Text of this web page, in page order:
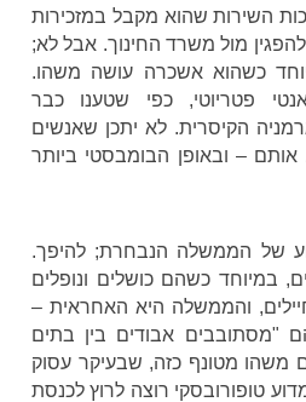
השירות שהוא מקבל במזכירות
מול משרד החינוך. אבל לא;
כשהוא אשכרה עושה משהו.
פטריוטי, כפי שטענו כבר
הקיסרית. לא יתכן שאנשים
אותם – ובאופן הבומבסטי ביותר
של הממשלה הנבחרת; להיפך.
כשהם כושלים ונופלים
והממשלה היא האחראית –
"מסתובבים אבודים בין בתים
משהו מטונף כזה, שבעיקר עסוק
טופורובסקי רוצה לרוץ לכנסת